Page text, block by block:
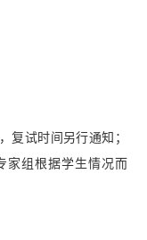
复试时间另行通知；
家组根据学生情况而